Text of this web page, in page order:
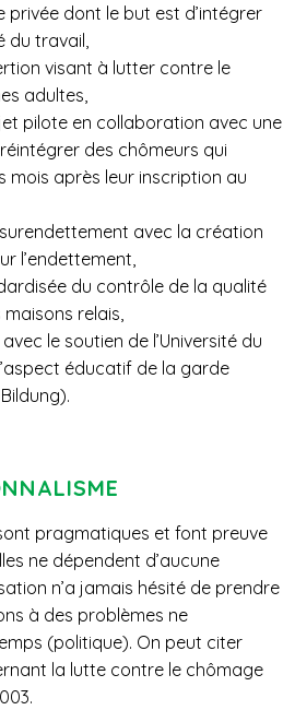
dont le but est d’intégrer
du travail,
visant à lutter contre le
adultes,
pilote en collaboration avec une
réintégrer des chômeurs qui
mois après leur inscription au
avec la création
l’endettement,
du contrôle de la qualité
relais,
le soutien de l’Université du
éducatif de la garde
pragmatiques et font preuve
ne dépendent d’aucune
n’a jamais hésité de prendre
à des problèmes ne
(politique). On peut citer
la lutte contre le chômage